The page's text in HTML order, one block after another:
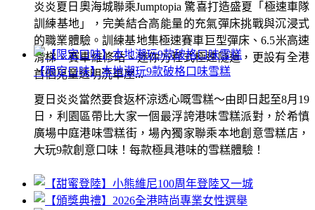
炎炎夏日奧海城聯乘Jumptopia 驚喜打造盛夏「極速車隊
訓練基地」，完美結合高能量的充氣彈床挑戰與沉浸式
的職業體驗。訓練基地集極速賽車巨型彈床、6.5米高速
滑梯、賽車維修站、迷你方程式極速隧道，更設有全港
首個兒童透明洗車屋...
【限定口味】本地潮玩9款破格口味雪糕
夏日炎炎當然要食返杯涼透心嘅雪糕～由即日起至8月19
日，利園區帶比大家一個最浮誇港味雪糕派對，於希慎
廣場中庭港味雪糕街，場內獨家聯乘本地創意雪糕店，
大玩9款創意口味！每款極具港味的雪糕體驗！